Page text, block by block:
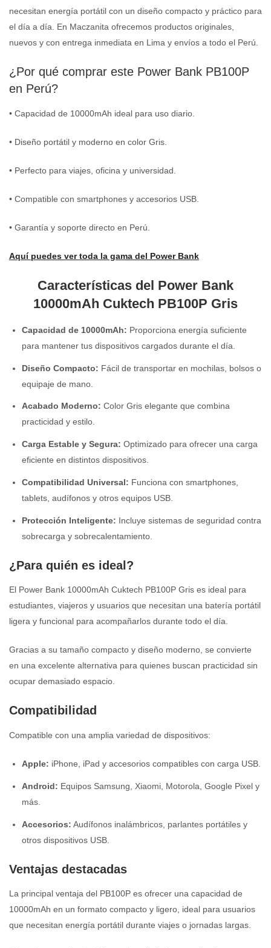
necesitan energía portátil con un diseño compacto y práctico para
el día a día. En Maczanita ofrecemos productos originales,
nuevos y con entrega inmediata en Lima y envíos a todo el Perú.
¿Por qué comprar este Power Bank PB100P
en Perú?
• Capacidad de 10000mAh ideal para uso diario.
• Diseño portátil y moderno en color Gris.
• Perfecto para viajes, oficina y universidad.
• Compatible con smartphones y accesorios USB.
• Garantía y soporte directo en Perú.
Aquí puedes ver toda la gama del Power Bank
Características del Power Bank
10000mAh Cuktech PB100P Gris
Capacidad de 10000mAh: Proporciona energía suficiente
para mantener tus dispositivos cargados durante el día.
Diseño Compacto: Fácil de transportar en mochilas, bolsos o
equipaje de mano.
Acabado Moderno: Color Gris elegante que combina
practicidad y estilo.
Carga Estable y Segura: Optimizado para ofrecer una carga
eficiente en distintos dispositivos.
Compatibilidad Universal: Funciona con smartphones,
tablets, audífonos y otros equipos USB.
Protección Inteligente: Incluye sistemas de seguridad contra
sobrecarga y sobrecalentamiento.
¿Para quién es ideal?
El Power Bank 10000mAh Cuktech PB100P Gris es ideal para
estudiantes, viajeros y usuarios que necesitan una batería portátil
ligera y funcional para acompañarlos durante todo el día.
Gracias a su tamaño compacto y diseño moderno, se convierte
en una excelente alternativa para quienes buscan practicidad sin
ocupar demasiado espacio.
Compatibilidad
Compatible con una amplia variedad de dispositivos:
Apple: iPhone, iPad y accesorios compatibles con carga USB.
Android: Equipos Samsung, Xiaomi, Motorola, Google Pixel y
más.
Accesorios: Audífonos inalámbricos, parlantes portátiles y
otros dispositivos USB.
Ventajas destacadas
La principal ventaja del PB100P es ofrecer una capacidad de
10000mAh en un formato compacto y ligero, ideal para usuarios
que necesitan energía portátil durante viajes o jornadas largas.